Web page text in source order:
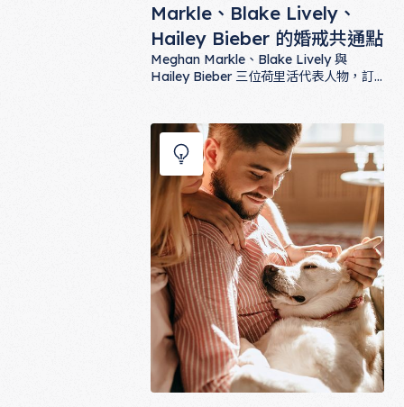
Markle、Blake Lively、
Hailey Bieber 的婚戒共通點
Meghan Markle、Blake Lively 與
Hailey Bieber 三位荷里活代表人物，訂
工為何成為當代女星共同語言？本文帶你
解碼三款明星橢圓鑽的設計細節，並提供
ALUXE 對應款式建議。